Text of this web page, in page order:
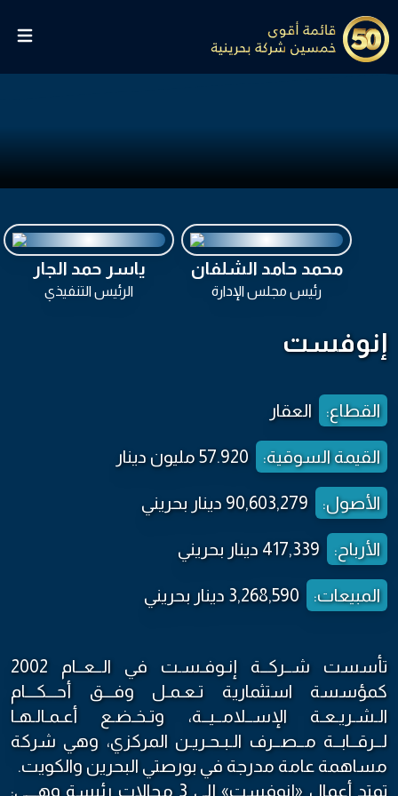
ياسر حمد الجار
الرئيس التنفيذي
محمد حامد الشلفان
رئيس مجلس الإدارة
إنوفست
القطاع: العقار
القيمة السوقية: 57.920 مليون دينار
الأصول: 90,603,279 دينار بحريني
الأرباح: 417,339 دينار بحريني
المبيعات: 3,268,590 دينار بحريني
تأسست شــركــة إنـوفـسـت في الــعــام 2002
كمؤسسة استثمارية تـعـمـل وفـــق أحـــكـــام
الـشـريـعـة الإســلامــيــة، وتـخـضـع أعـمـالـهـا
لــرقــابــة مــصــرف الـبـحـريـن المركزي، وهي شركة
مساهمة عامة مدرجة في بورصتي البحرين والكويت.
تمتد أعمال «إنوفست» إلى 3 مجالات رئيسة وهـــي: